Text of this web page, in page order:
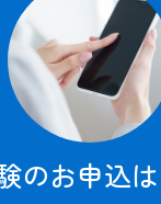
のお申込